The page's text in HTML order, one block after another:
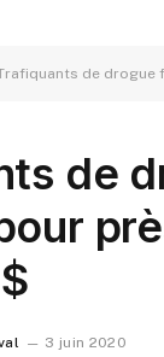
de drogue
de
3 juin 2020